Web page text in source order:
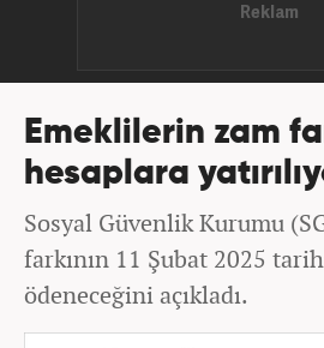
Emeklilerin zam
hesaplara
Sosyal Güvenlik Kurumu
farkının 11 Şubat 2025
ödeneceğini açıkladı.